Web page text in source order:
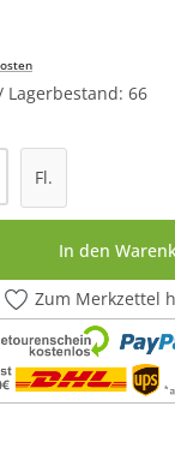
66
Gib den
Fl.
In den
Zum Merkzettel